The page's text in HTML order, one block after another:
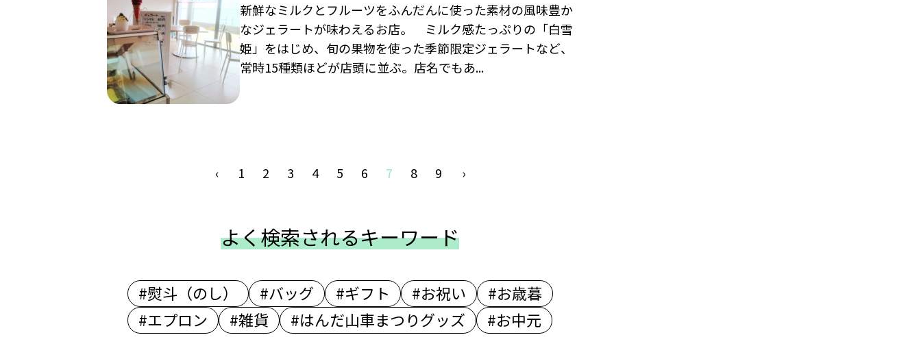
新鮮なミルクとフルーツをふんだんに使った素材の風味豊か
なジェラートが味わえるお店。 ミルク感たっぷりの「白雪
姫」をはじめ、旬の果物を使った季節限定ジェラートなど、
常時15種類ほどが店頭に並ぶ。店名でもあ...
‹ 1 2 3 4 5 6 7 8 9 ›
よく検索されるキーワード
#熨斗（のし） #バッグ #ギフト #お祝い
#お歳暮
#エプロン
#雑貨 #はんだ山車まつりグッズ #お中元